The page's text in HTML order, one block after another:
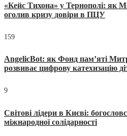
«Кейс Тихона» у Тернополі: як
оголив кризу довіри в ПЦУ
159
AngelicBot: як Фонд пам’яті
розвиває цифрову катехизацію
9
Світові лідери в Києві:
міжнародної солідарності